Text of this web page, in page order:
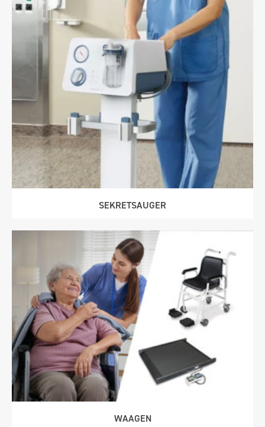
SEKRETSAUGER
WAAGEN